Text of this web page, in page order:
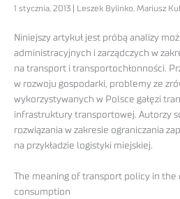
1 stycznia, 2013 | Leszek Bylinko, Mariusz
Niniejszy artykuł jest próbą analizy
administracyjnych i zarządczych w
na transport i transportochłonności.
w rozwoju gospodarki, problemy ze
wykorzystywanych w Polsce gałęzi
infrastruktury transportowej. Autorzy
rozwiązania w zakresie ograniczania
na przykładzie logistyki miejskiej.
The meaning of transport policy in
consumption